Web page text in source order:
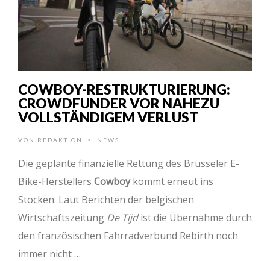
COWBOY-RESTRUKTURIERUNG:
CROWDFUNDER VOR NAHEZU
VOLLSTÄNDIGEM VERLUST
VON REDAKTION • NEWS
Die geplante finanzielle Rettung des Brüsseler E-
Bike-Herstellers Cowboykommt erneut ins
Stocken. Laut Berichten der belgischen
Wirtschaftszeitung De Tijdist die Übernahme durch
den französischen Fahrradverbund Rebirth noch
immer nicht …